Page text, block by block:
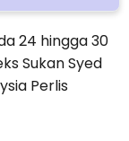
24 hingga 30
Sukan Syed
Perlis